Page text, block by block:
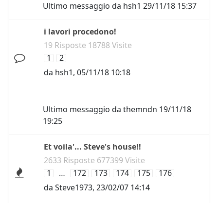
Ultimo messaggio da hsh1 29/11/18 15:37
i lavori procedono!
19 Risposte 18788 Visite
1
2
da hsh1, 05/11/18 10:18
Ultimo messaggio da themndn 19/11/18
19:25
Et voila'... Steve's house!!
2633 Risposte 677399 Visite
1
… 172 173 174 175
176
da Steve1973, 23/02/07 14:14